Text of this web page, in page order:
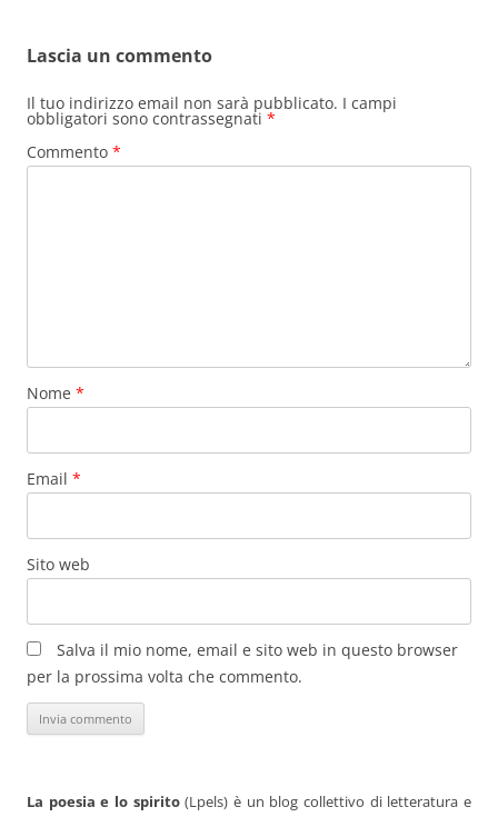
Lascia un commento
Il tuo indirizzo email non sarà pubblicato. I campi
obbligatori sono contrassegnati *
Commento *
Nome *
Email *
Sito web
Salva il mio nome, email e sito web in questo browser
per la prossima volta che commento.
La poesia e lo spirito(Lpels) è un blog collettivo di letteratura e